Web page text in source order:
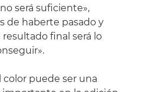
será suficiente»,
de haberte pasado y
final será lo
puede ser una